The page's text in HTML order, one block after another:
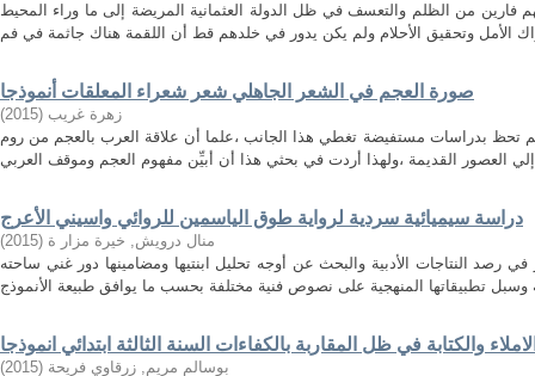
فارين من الظلم والتعسف في ظل الدولة العثمانية المريضة إلى ما وراء المحيط
صورة العجم في الشعر الجاهلي شعر شعراء المعلقات أنموذجا
زهرة غريب (
2015
)
تحظ بدراسات مستفيضة تغطي هذا الجانب ،علما أن علاقة العرب بالعجم من روم
دراسة سيميائية سردية لرواية طوق الياسمين للروائي واسيني الأعرج
منال درويش, خيرة مزار ة (
2015
)
رصد النتاجات الأدبية والبحث عن أوجه تحليل ابنتيها ومضامينها دور غني ساحته
والكتابة في ظل المقاربة بالكفاءات السنة الثالثة ابتدائي انموذجا
بوسالم مريم, زرقاوي فريحة (
2015
)